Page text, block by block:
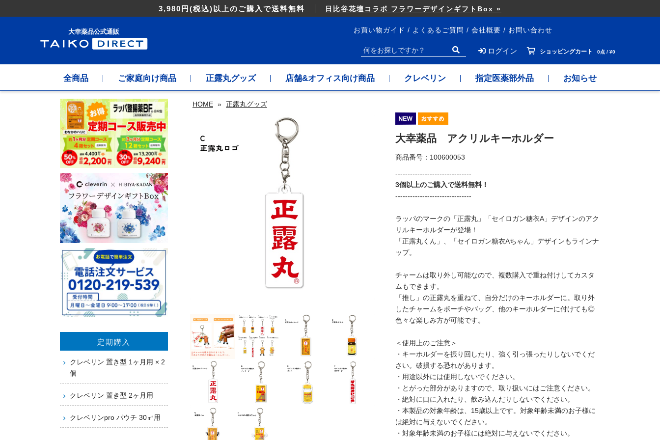
3,980円 (税込) 以上のご購入で送料無料 日比谷花壇コラボ フラワーデザインギフトBox »
大幸薬品公式通販 お買い物ガイド よくあるご質問 会社概要 お問い合わせ
ログイン ショッピングカート 0点 / ¥0
全商品 ご家庭向け商品 正露丸グッズ 店舗&オフィス向け商品 クレベリン 指定医薬部外品 お知らせ
定期購入
クレベリン 置き型 1ヶ月用 × 2
個
クレベリン 置き型 2ヶ月用
クレベリンpro パウチ 30㎡用
HOME » 正露丸グッズ
大幸薬品 アクリルキーホルダー
商品番号： 100600053
-------------------------------
3個以上のご購入で送料無料！
-------------------------------
ラッパのマークの「正露丸」「セイロガン糖衣A」デザインのアク
リルキーホルダーが登場！
「正露丸くん」、「セイロガン糖衣Aちゃん」デザインもラインナ
ップ。
チャームは取り外し可能なので、複数購入で重ね付けしてカスタ
ムもできます。
「推し」の正露丸を重ねて、自分だけのキーホルダーに。取り外
したチャームをポーチやバッグ、他のキーホルダーに付けても◎
色々な楽しみ方が可能です。
＜使用上のご注意＞
・キーホルダーを振り回したり、強く引っ張ったりしないでくだ
さい。破損する恐れがあります。
・用途以外には使用しないでください。
・とがった部分がありますので、取り扱いにはご注意ください。
・絶対に口に入れたり、飲み込んだりしないでください。
・本製品の対象年齢は、15歳以上です。対象年齢未満のお子様に
は絶対に与えないでください。
・対象年齢未満のお子様には絶対に与えないでください。